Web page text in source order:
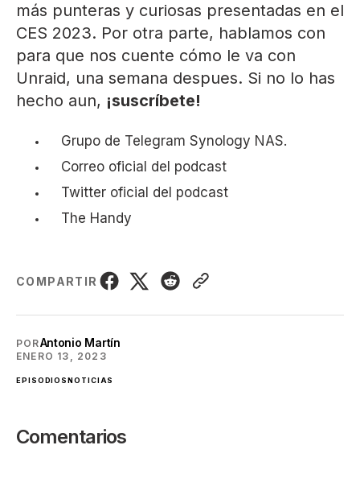
más punteras y curiosas presentadas en el
CES 2023. Por otra parte, hablamos con
para que nos cuente cómo le va con
Unraid, una semana despues. Si no lo has
hecho aun, ¡suscríbete!
Grupo de Telegram Synology NAS.
Correo oficial del podcast
Twitter oficial del podcast
The Handy
COMPARTIR
PORAntonio Martín
ENERO 13, 2023
EPISODIOSNOTICIAS
Comentarios